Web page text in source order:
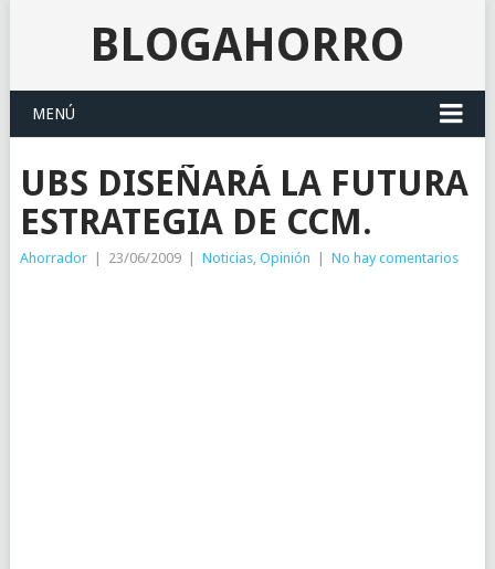
BLOGAHORRO
MENÚ
UBS DISEÑARÁ LA FUTURA
ESTRATEGIA DE CCM.
Ahorrador 23/06/2009 Noticias, Opinión No hay comentarios